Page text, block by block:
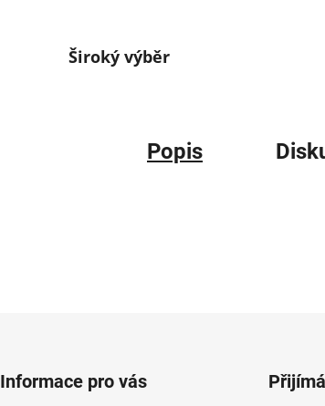
Široký výběr
Popis
Informace pro vás